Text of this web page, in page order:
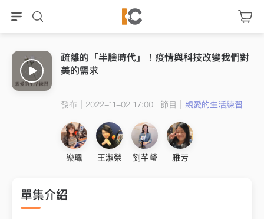
疏離的「半臉時代」！疫情與科技改變我們對
美的需求
發布｜2022-11-02 17:00 節目｜ 親愛的生活練習
樂珮 王淑榮 劉芊瑩 雅芳
單集介紹